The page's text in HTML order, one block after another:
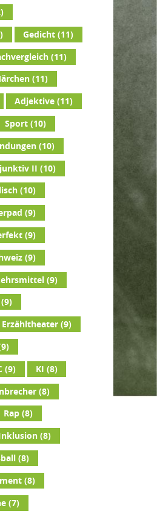
Gedicht (11)
(11)
(11)
Adjektive (11)
Sport (10)
(10)
II (10)
(10)
(9)
(9)
(9)
(9)
(9)
Erzähltheater (9)
(9) KI (8)
(8)
Rap (8)
(8)
(8)
(8)
(7)